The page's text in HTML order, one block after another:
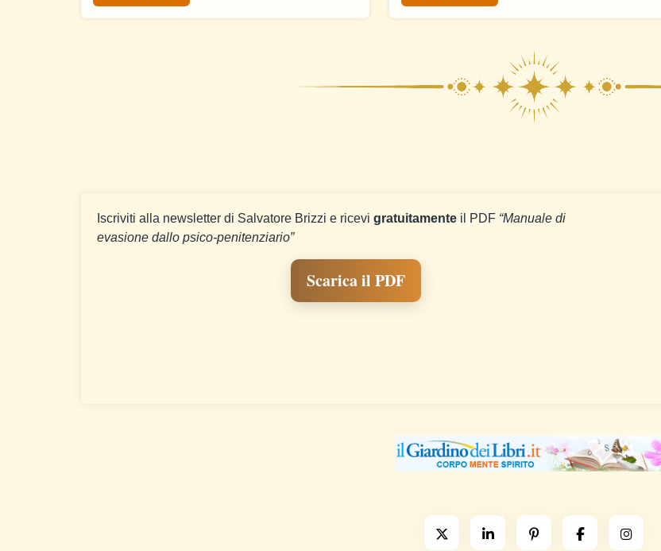
Iscriviti alla newsletter di Salvatore Brizzi e ricevi gratuitamente il PDF “Manuale di
evasione dallo psico-penitenziario”
Scarica il PDF